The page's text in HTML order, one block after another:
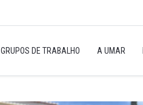
GRUPOS DE TRABALHO A UMAR